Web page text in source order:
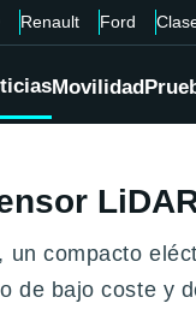
Renault Ford
Movilidad
compacto
bajo coste y